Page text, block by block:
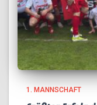
1. MANNSCHAFT